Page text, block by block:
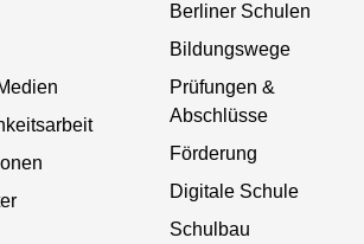
Berliner Schulen
Bildungswege
Prüfungen &
Abschlüsse
Förderung
Digitale Schule
Schulbau